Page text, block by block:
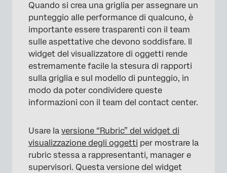
×
Quando si crea una griglia per assegnare un
punteggio alle performance di qualcuno, è
importante essere trasparenti con il team
sulle aspettative che devono soddisfare. Il
widget del visualizzatore di oggetti rende
estremamente facile la stesura di rapporti
sulla griglia e sul modello di punteggio, in
modo da poter condividere queste
informazioni con il team del contact center.
Usare la versione “Rubric” del widget di
visualizzazione degli oggetti per mostrare la
rubric stessa a rappresentanti, manager e
supervisori. Questa versione del widget